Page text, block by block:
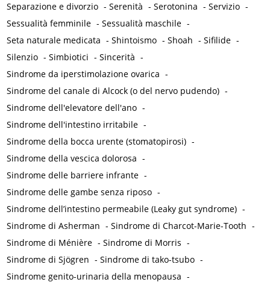
Separazione e divorzio -Serenità -Serotonina -Servizio -
Sessualità femminile -Sessualità maschile -
Seta naturale medicata -Shintoismo -Shoah -Sifilide -
Silenzio -Simbiotici -Sincerità -
Sindrome da iperstimolazione ovarica -
Sindrome del canale di Alcock (o del nervo pudendo) -
Sindrome dell'elevatore dell'ano -
Sindrome dell'intestino irritabile -
Sindrome della bocca urente (stomatopirosi) -
Sindrome della vescica dolorosa -
Sindrome delle barriere infrante -
Sindrome delle gambe senza riposo -
Sindrome dell’intestino permeabile (Leaky gut syndrome) -
Sindrome di Asherman -Sindrome di Charcot-Marie-Tooth -
Sindrome di Ménière -Sindrome di Morris -
Sindrome di Sjögren -Sindrome di tako-tsubo -
Sindrome genito-urinaria della menopausa -